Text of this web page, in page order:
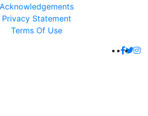
Acknowledgements
Privacy Statement
Terms Of Use